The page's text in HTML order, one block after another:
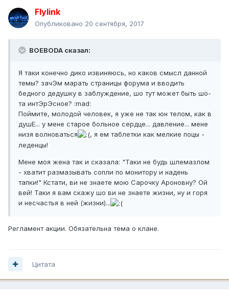
Flylink
Опубликовано 20 сентября, 2017
BOEBODA сказал:
Я таки конечно дико извиняюсь, но каков смысл данной
темы? зачЭм марать страницы форума и вводить
бедного дедушку в заблуждение, шо тут может быть шо-
та интЭрЭсное? :mad:
Поймите, молодой человек, я уже не так юн телом, как в
душЕ... у мене старое больное сердце... давление... мене
низя волноваться
, я ем таблетки как мелкие поцы -
леденцы!
Мене моя жена так и сказала: "Таки не будь шлемазлом
- хватит размазывать сопли по монитору и надень
тапки!" Кстати, ви не знаете мою Сарочку Ароновну? Ой
вей! Таки я вам скажу шо ви не знаете жизни, ну и горя
и несчастья в ней (жизни)...
Регламент акции. Обязательна тема о клане.
Цитата